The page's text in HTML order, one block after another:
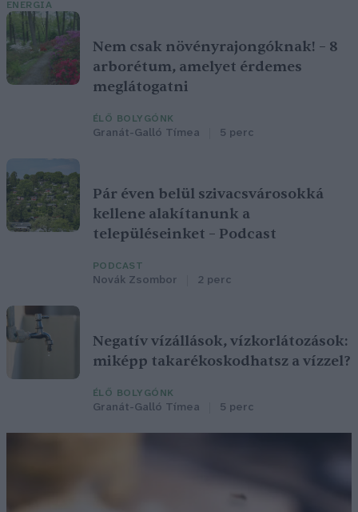
ENERGIA
Nem csak növényrajongóknak! – 8
arborétum, amelyet érdemes
meglátogatni
ÉLŐ BOLYGÓNK
Granát-Galló Tímea 5 perc
Pár éven belül szivacsvárosokká
kellene alakítanunk a
településeinket – Podcast
PODCAST
Novák Zsombor 2 perc
Negatív vízállások, vízkorlátozások:
miképp takarékoskodhatsz a vízzel?
ÉLŐ BOLYGÓNK
Granát-Galló Tímea 5 perc